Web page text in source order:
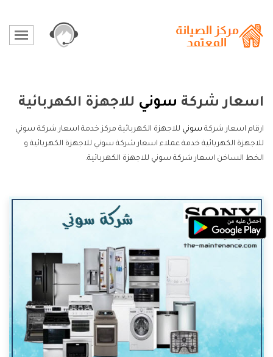
اسعار شركة سوني للاجهزة الكهربائية
ارقام اسعار شركة سوني للاجهزة الكهربائية مركز خدمة اسعار شركة سوني
للاجهزة الكهربائية خدمة عملاء اسعار شركة سوني للاجهزة الكهربائية و
الخط الساخن اسعار شركة سوني للاجهزة الكهربائية.